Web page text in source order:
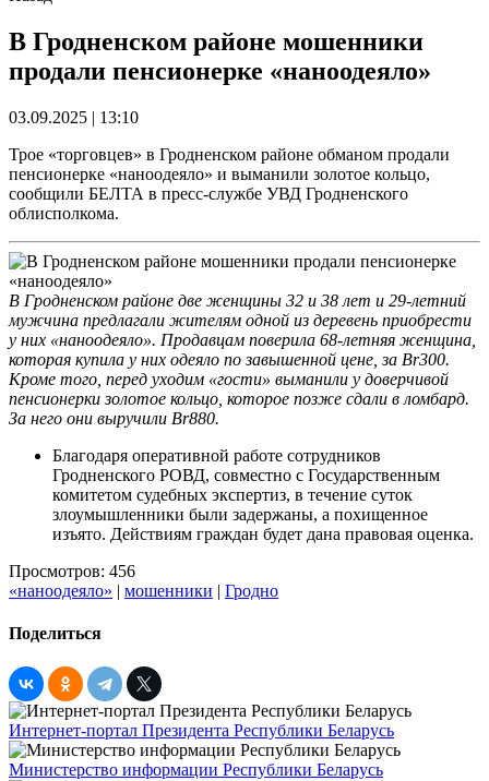
В Гродненском районе мошенники
продали пенсионерке «наноодеяло»
03.09.2025 | 13:10
Трое «торговцев» в Гродненском районе обманом продали
пенсионерке «наноодеяло» и выманили золотое кольцо,
сообщили БЕЛТА в пресс-службе УВД Гродненского
облисполкома.
В Гродненском районе две женщины 32 и 38 лет и 29-летний
мужчина предлагали жителям одной из деревень приобрести
у них «наноодеяло». Продавцам поверила 68-летняя женщина,
которая купила у них одеяло по завышенной цене, за Br300.
Кроме того, перед уходим «гости» выманили у доверчивой
пенсионерки золотое кольцо, которое позже сдали в ломбард.
За него они выручили Br880.
Благодаря оперативной работе сотрудников
Гродненского РОВД, совместно с Государственным
комитетом судебных экспертиз, в течение суток
злоумышленники были задержаны, а похищенное
изъято. Действиям граждан будет дана правовая оценка.
Просмотров: 456
«наноодеяло» | мошенники | Гродно
Поделиться
Интернет-портал Президента Республики Беларусь
Министерство информации Республики Беларусь